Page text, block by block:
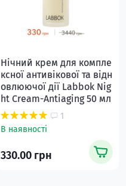
Нiчний крем для компле
ксної антивікової та відн
овлюючої дії Labbok Nig
ht Cream-Antiaging 50 мл
1
В наявності
330.00 грн